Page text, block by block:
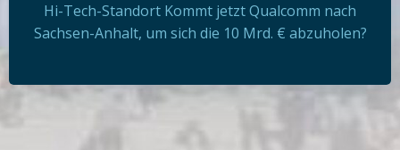
Hi-Tech-Standort Kommt jetzt Qualcomm nach
Sachsen-Anhalt, um sich die 10 Mrd. € abzuholen?